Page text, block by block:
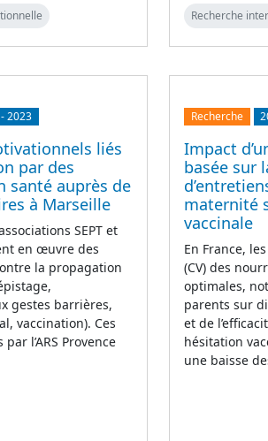
Recherche
-2023
liés
par des
santé auprès de
à Marseille
SEPT et
en œuvre des
la propagation
gestes barrières,
vaccination). Ces
l’ARS Provence
Recherche
Impact
basée sur
maternité
vaccinale
En France,
(CV) des
optimales,
parents sur
et de
hésitation
une baisse